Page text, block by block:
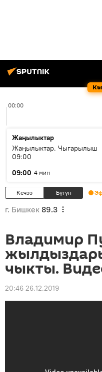
00:00
Жаңылыктар
Жаңылыктар. Чыгарылыш
09:00
09:00 4 мин
Кечээ Бүгүн
г. Бишкек 89.3
Владимир
чыкты.
20:46 26.12.2019